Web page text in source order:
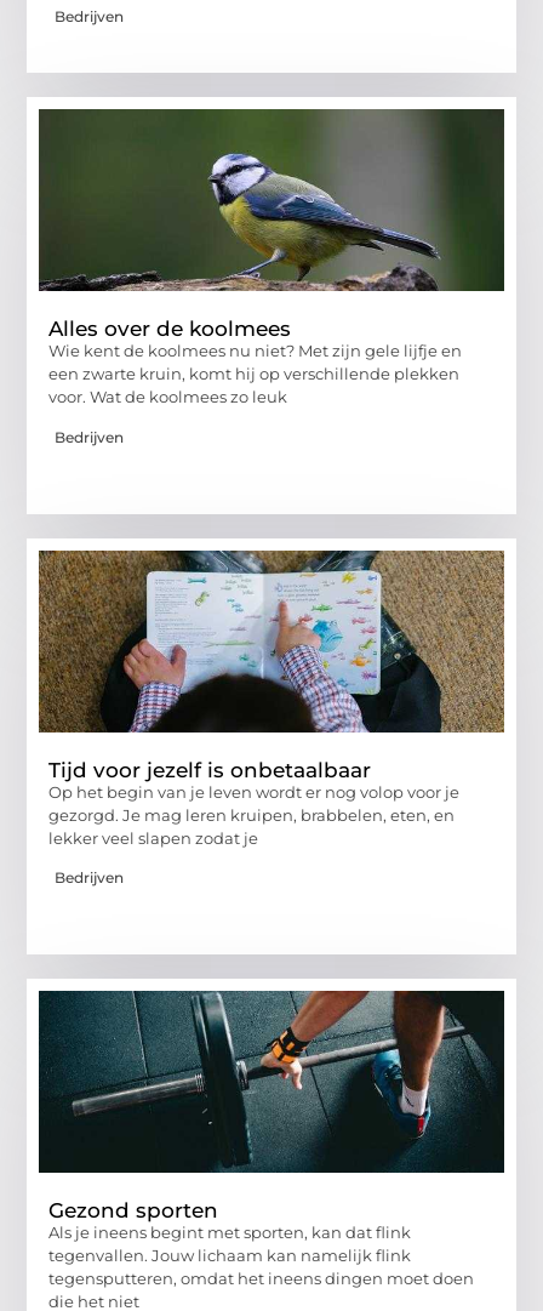
Bedrijven
Alles over de koolmees
Wie kent de koolmees nu niet? Met zijn gele lijfje en
een zwarte kruin, komt hij op verschillende plekken
voor. Wat de koolmees zo leuk
Bedrijven
Tijd voor jezelf is onbetaalbaar
Op het begin van je leven wordt er nog volop voor je
gezorgd. Je mag leren kruipen, brabbelen, eten, en
lekker veel slapen zodat je
Bedrijven
Gezond sporten
Als je ineens begint met sporten, kan dat flink
tegenvallen. Jouw lichaam kan namelijk flink
tegensputteren, omdat het ineens dingen moet doen
die het niet